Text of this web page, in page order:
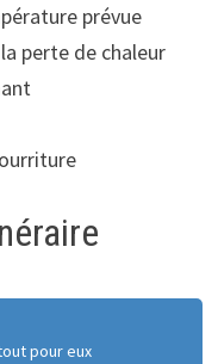
prévue
perte de chaleur
pour eux